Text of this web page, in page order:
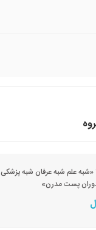
علم شبه عرفان شبه پزشکی
پست مدرن»